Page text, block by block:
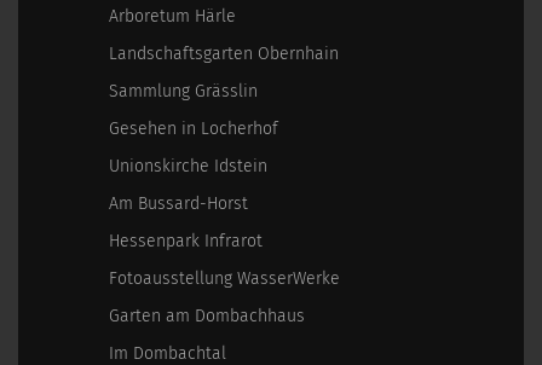
Arboretum Härle
Landschaftsgarten Obernhain
Sammlung Grässlin
Gesehen in Locherhof
Unionskirche Idstein
Am Bussard-Horst
Hessenpark Infrarot
Fotoausstellung WasserWerke
Garten am Dombachhaus
Im Dombachtal